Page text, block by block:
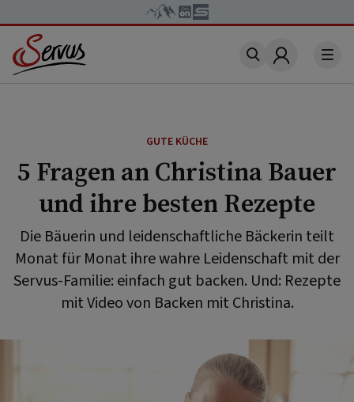
Account
GUTE KÜCHE
5 Fragen an Christina Bauer
und ihre besten Rezepte
Die Bäuerin und leidenschaftliche Bäckerin teilt
Monat für Monat ihre wahre Leidenschaft mit der
Servus-Familie: einfach gut backen. Und: Rezepte
mit Video von Backen mit Christina.